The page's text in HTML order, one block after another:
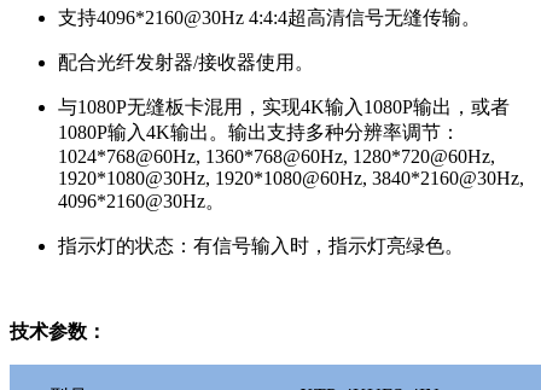
支持4096*2160@30Hz 4:4:4超高清信号无缝传输。
配合光纤发射器/接收器使用。
与1080P无缝板卡混用，实现4K输入1080P输出，或者
1080P输入4K输出。输出支持多种分辨率调节：
1024*768@60Hz, 1360*768@60Hz, 1280*720@60Hz,
1920*1080@30Hz, 1920*1080@60Hz, 3840*2160@30Hz,
4096*2160@30Hz。
指示灯的状态：有信号输入时，指示灯亮绿色。
技术参数：